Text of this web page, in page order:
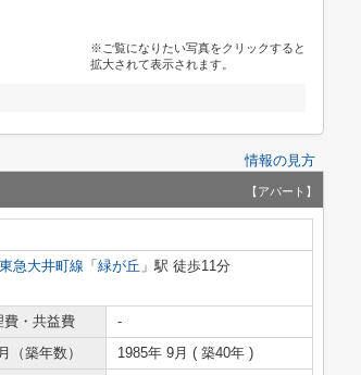
※ご覧になりたい写真をクリックすると
拡大されて表示されます。
情報の見方
【アパート】
東急大井町線 「 緑が丘 」駅 徒歩11分
費・共益費
-
（築年数）
1985年 9月 ( 築40年 )